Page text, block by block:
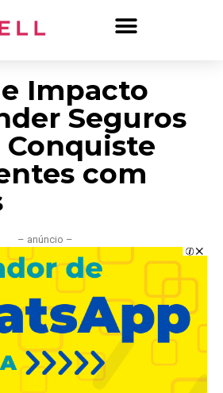
Impacto
Seguros
Conquiste
com
– anúncio –